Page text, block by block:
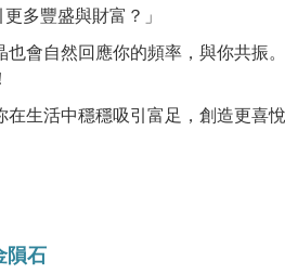
多豐盛與財富？」
會自然回應你的頻率，與你共振
生活中穩穩吸引富足，創造更喜
隕石